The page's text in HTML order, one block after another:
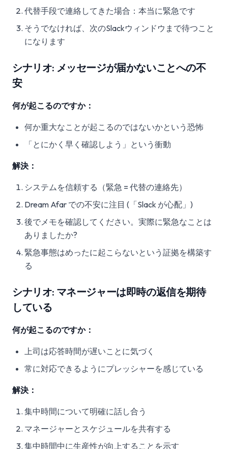
代替手段で連絡してきた場合：本当に緊急です
そうでなければ、次のSlackウィンドウまで待つこと
になります
シナリオ: メッセージが届かないことへの不
安
何が起こるのですか：
何か重大なことが起こるのではないかという恐怖
「とにかく早く確認しよう」という衝動
解決：
システムを信頼する（緊急 = 代替の連絡先）
Dream Afar での不安に注目 (「Slack が心配」)
後でメモを確認してください。実際に緊急なことは
ありましたか?
緊急事態はめったに起こらないという証拠を構築す
る
シナリオ: マネージャーは即時の返信を期待
している
何が起こるのですか：
上司は応答時間が遅いことに気づく
常に対応できるようにプレッシャーを感じている
解決：
集中時間について明確に話し合う
マネージャーとスケジュールを共有する
集中時間中に生産性が向上することを示す